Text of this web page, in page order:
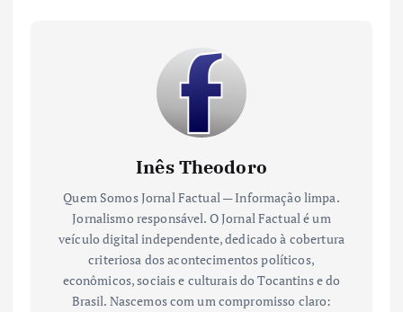
Inês Theodoro
Quem Somos Jornal Factual — Informação limpa.
Jornalismo responsável. O Jornal Factual é um
veículo digital independente, dedicado à cobertura
criteriosa dos acontecimentos políticos,
econômicos, sociais e culturais do Tocantins e do
Brasil. Nascemos com um compromisso claro: